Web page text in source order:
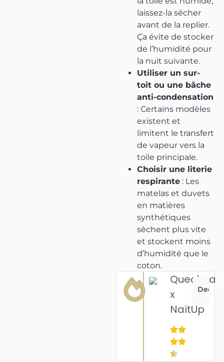
laissez-la sécher
avant de la replier.
Ça évite de stocker
de l’humidité pour
la nuit suivante.
Utiliser un sur-
toit ou une bâche
anti-condensation
: Certains modèles
existent et
limitent le transfert
de vapeur vers la
toile principale.
Choisir une literie
respirante : Les
matelas et duvets
en matières
synthétiques
sèchent plus vite
et stockent moins
d’humidité que le
coton.
Quechua
x
NaïtUp